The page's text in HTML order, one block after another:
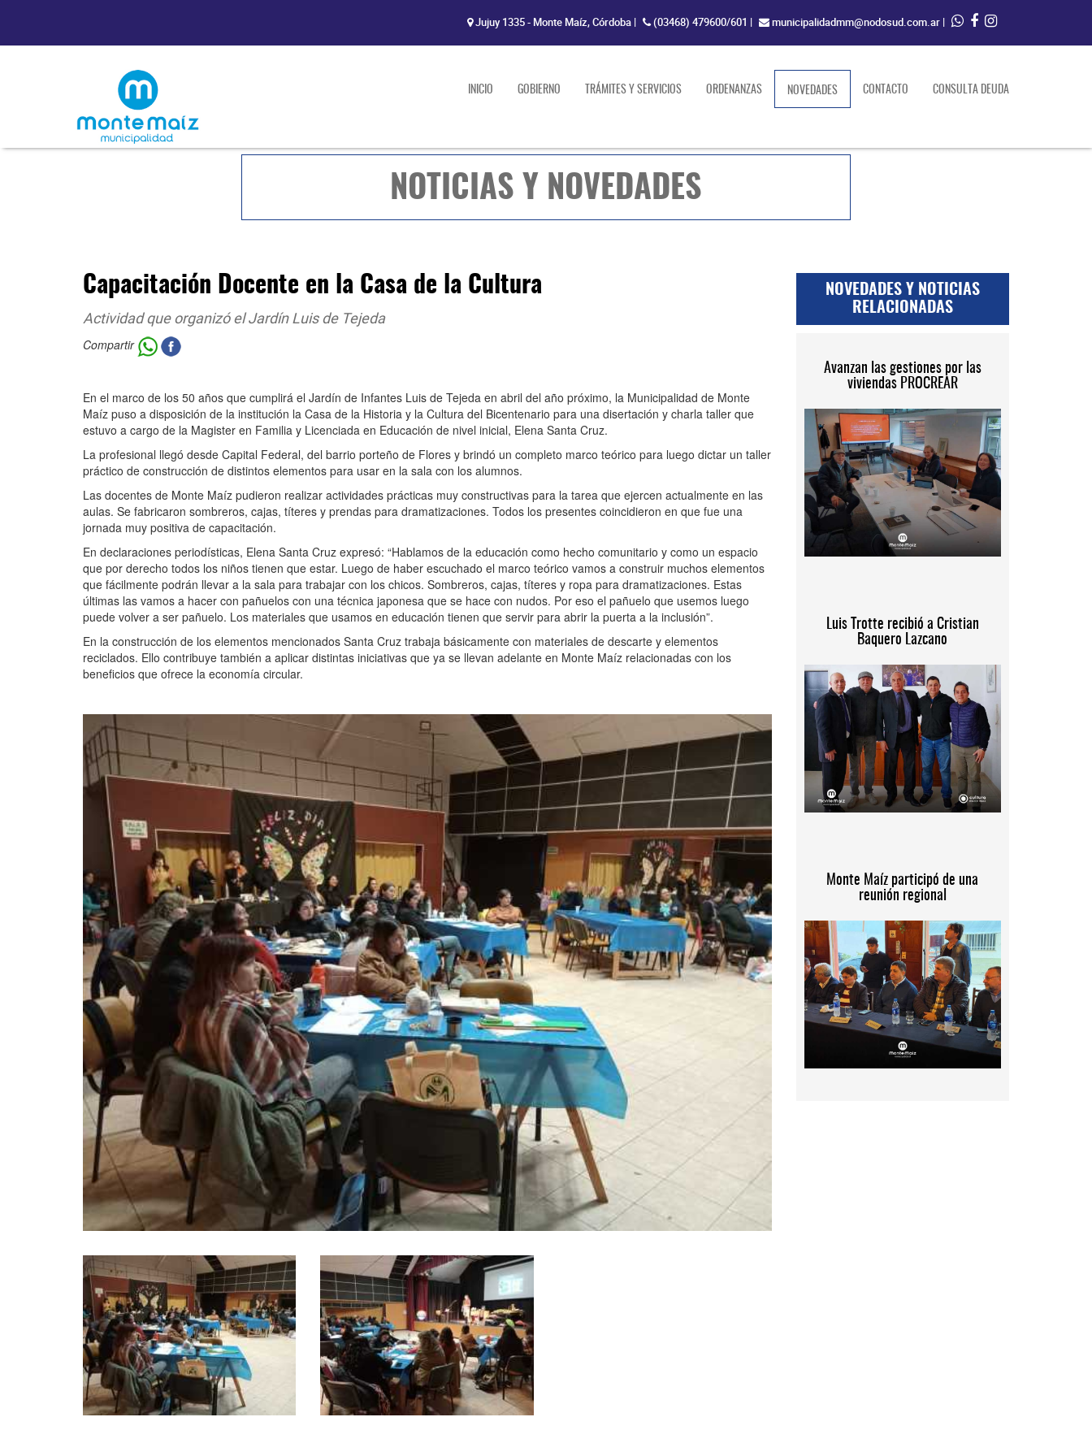
Jujuy 1335 - Monte Maíz, Córdoba | (03468) 479600/601 | municipalidadmm@nodosud.com.ar |
INICIO GOBIERNO TRÁMITES Y SERVICIOS ORDENANZAS NOVEDADES(current)CONTACTO CONSULTA DEUDA
NOTICIAS Y NOVEDADES
Capacitación Docente en la Casa de la Cultura
Actividad que organizó el Jardín Luis de Tejeda
Compartir
En el marco de los 50 años que cumplirá el Jardín de Infantes Luis de Tejeda en abril del año próximo, la Municipalidad de Monte
Maíz puso a disposición de la institución la Casa de la Historia y la Cultura del Bicentenario para una disertación y charla taller que
estuvo a cargo de la Magister en Familia y Licenciada en Educación de nivel inicial, Elena Santa Cruz.
La profesional llegó desde Capital Federal, del barrio porteño de Flores y brindó un completo marco teórico para luego dictar un taller
práctico de construcción de distintos elementos para usar en la sala con los alumnos.
Las docentes de Monte Maíz pudieron realizar actividades prácticas muy constructivas para la tarea que ejercen actualmente en las
aulas. Se fabricaron sombreros, cajas, títeres y prendas para dramatizaciones. Todos los presentes coincidieron en que fue una
jornada muy positiva de capacitación.
En declaraciones periodísticas, Elena Santa Cruz expresó: “Hablamos de la educación como hecho comunitario y como un espacio
que por derecho todos los niños tienen que estar. Luego de haber escuchado el marco teórico vamos a construir muchos elementos
que fácilmente podrán llevar a la sala para trabajar con los chicos. Sombreros, cajas, títeres y ropa para dramatizaciones. Estas
últimas las vamos a hacer con pañuelos con una técnica japonesa que se hace con nudos. Por eso el pañuelo que usemos luego
puede volver a ser pañuelo. Los materiales que usamos en educación tienen que servir para abrir la puerta a la inclusión”.
En la construcción de los elementos mencionados Santa Cruz trabaja básicamente con materiales de descarte y elementos
reciclados. Ello contribuye también a aplicar distintas iniciativas que ya se llevan adelante en Monte Maíz relacionadas con los
beneficios que ofrece la economía circular.
NOVEDADES Y NOTICIAS
RELACIONADAS
Avanzan las gestiones por las
viviendas PROCREAR
Luis Trotte recibió a Cristian
Baquero Lazcano
Monte Maíz participó de una
reunión regional